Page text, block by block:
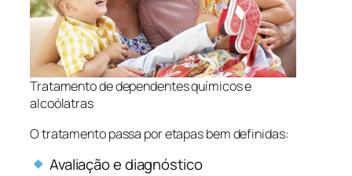
Tratamento de dependentes químicos e
alcoólatras
O tratamento passa por etapas bem definidas:
Avaliação e diagnóstico